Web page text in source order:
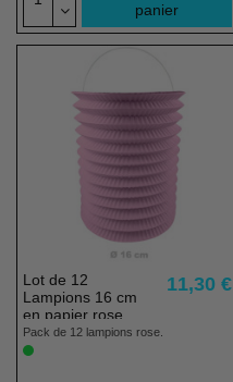
panier
Lot de 12
Lampions 16 cm
en papier rose
11,30 €
Pack de 12 lampions rose.